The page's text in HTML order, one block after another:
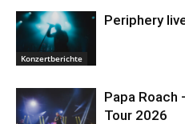
Konzertberichte
Periphery
Papa Roach
Tour 2026